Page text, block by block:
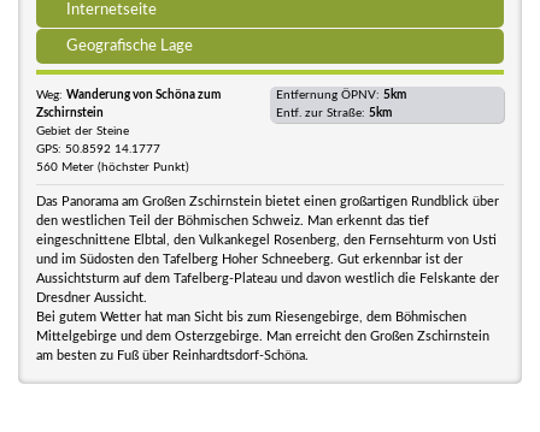
Internetseite
Geografische Lage
Weg: Wanderung von Schöna zum
Zschirnstein
Gebiet der Steine
GPS: 50.8592 14.1777
560 Meter (höchster Punkt)
Entfernung ÖPNV: 5km
Entf. zur Straße: 5km
Das Panorama am Großen Zschirnstein bietet einen großartigen Rundblick über
den westlichen Teil der Böhmischen Schweiz. Man erkennt das tief
eingeschnittene Elbtal, den Vulkankegel Rosenberg, den Fernsehturm von Usti
und im Südosten den Tafelberg Hoher Schneeberg. Gut erkennbar ist der
Aussichtsturm auf dem Tafelberg-Plateau und davon westlich die Felskante der
Dresdner Aussicht.
Bei gutem Wetter hat man Sicht bis zum Riesengebirge, dem Böhmischen
Mittelgebirge und dem Osterzgebirge. Man erreicht den Großen Zschirnstein
am besten zu Fuß über Reinhardtsdorf-Schöna.